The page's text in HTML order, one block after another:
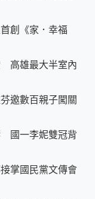
創《家．幸福
高雄最大半室內
邀數百親子闖關
國一李妮雙冠背
掌國民黨文傳會